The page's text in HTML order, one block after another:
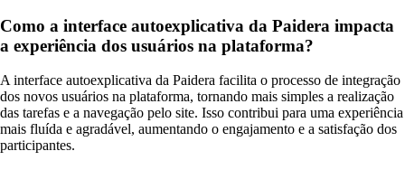
Como a interface autoexplicativa da Paidera impacta
a experiência dos usuários na plataforma?
A interface autoexplicativa da Paidera facilita o processo de integração
dos novos usuários na plataforma, tornando mais simples a realização
das tarefas e a navegação pelo site. Isso contribui para uma experiência
mais fluída e agradável, aumentando o engajamento e a satisfação dos
participantes.